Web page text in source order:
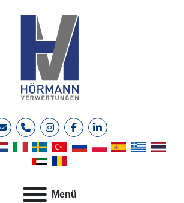
E-MailTelefoninstagramfacebooklinkedin
Menü